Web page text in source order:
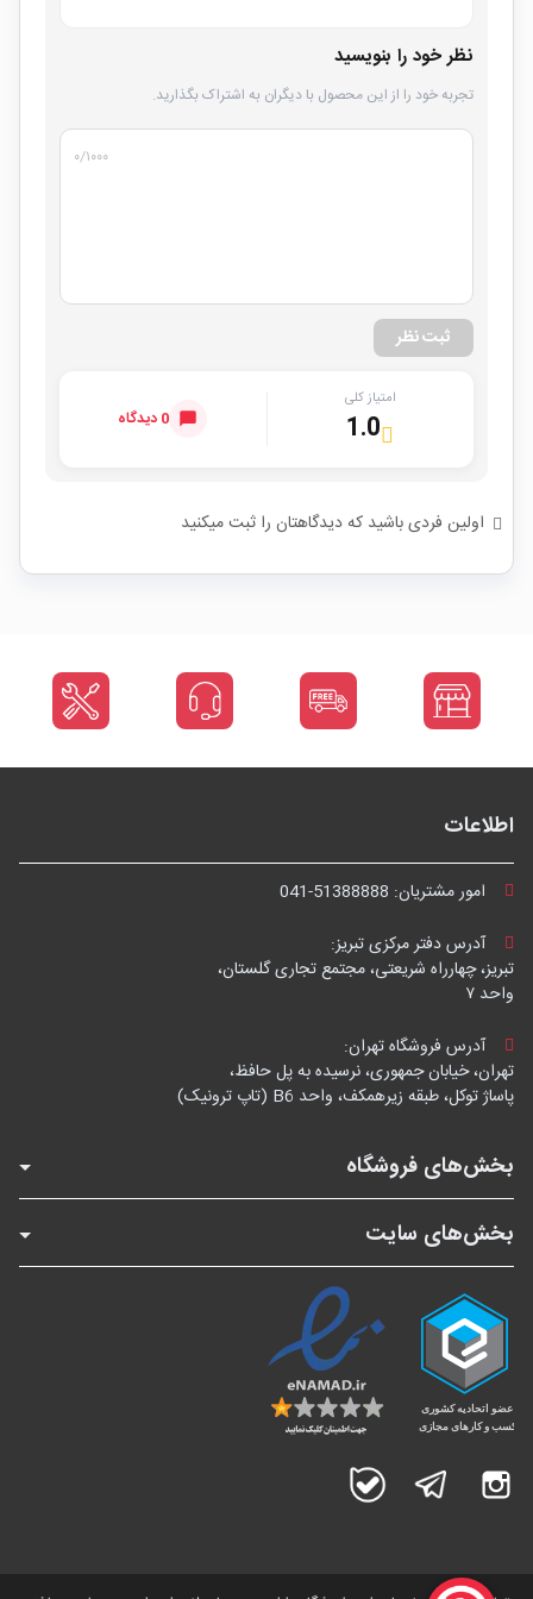
نظر خود را بنویسید
تجربه خود را از این محصول با دیگران به اشتراک بگذارید.
۰/۱۰۰۰
ثبت نظر
امتیاز کلی
1.0 0 دیدگاه
اولین فردی باشید که دیدگاهتان را ثبت میکنید
اطلاعات
امور مشتریان: 041-51388888
آدرس دفتر مرکزی تبریز:
تبریز، چهارراه شریعتی، مجتمع تجاری گلستان،
واحد ۷
آدرس فروشگاه تهران:
تهران، خیابان جمهوری، نرسیده به پل حافظ،
پاساژ توکل، طبقه زیرهمکف، واحد B6 (تاپ ترونیک)
بخش‌های فروشگاه
بخش‌های سایت
اینستاگرام تلگرام